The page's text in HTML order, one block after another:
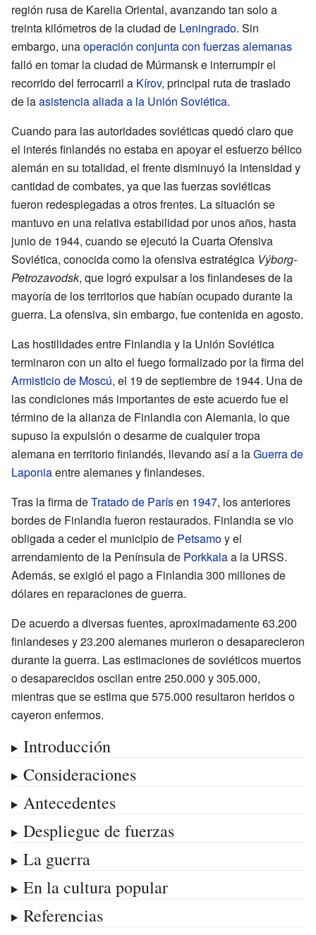
región rusa de Karelia Oriental, avanzando tan solo a
treinta kilómetros de la ciudad de Leningrado. Sin
embargo, unaoperación conjunta con fuerzas alemanas
falló en tomar la ciudad de Múrmansk e interrumpir el
recorrido del ferrocarril a Kírov, principal ruta de traslado
de laasistencia aliada a la Unión Soviética.
Cuando para las autoridades soviéticas quedó claro que
el interés finlandés no estaba en apoyar el esfuerzo bélico
alemán en su totalidad, el frente disminuyó la intensidad y
cantidad de combates, ya que las fuerzas soviéticas
fueron redesplegadas a otros frentes. La situación se
mantuvo en una relativa estabilidad por unos años, hasta
junio de 1944, cuando se ejecutó la Cuarta Ofensiva
Soviética, conocida como la ofensiva estratégica Výborg-
Petrozavodsk, que logró expulsar a los finlandeses de la
mayoría de los territorios que habían ocupado durante la
guerra. La ofensiva, sin embargo, fue contenida en agosto.
Las hostilidades entre Finlandia y la Unión Soviética
terminaron con un alto el fuego formalizado por la firma del
Armisticio de Moscú, el 19 de septiembre de 1944. Una de
las condiciones más importantes de este acuerdo fue el
término de la alianza de Finlandia con Alemania, lo que
supuso la expulsión o desarme de cualquier tropa
alemana en territorio finlandés, llevando así a laGuerra de
Laponiaentre alemanes y finlandeses.
Tras la firma deTratado de Parísen 1947, los anteriores
bordes de Finlandia fueron restaurados. Finlandia se vio
obligada a ceder el municipio de Petsamoy el
arrendamiento de la Península de Porkkalaa la URSS.
Además, se exigió el pago a Finlandia 300 millones de
dólares en reparaciones de guerra.
De acuerdo a diversas fuentes, aproximadamente 63.200
finlandeses y 23.200 alemanes murieron o desaparecieron
durante la guerra. Las estimaciones de soviéticos muertos
o desaparecidos oscilan entre 250.000 y 305.000,
mientras que se estima que 575.000 resultaron heridos o
cayeron enfermos.
Introducción
Consideraciones
Antecedentes
Despliegue de fuerzas
La guerra
En la cultura popular
Referencias